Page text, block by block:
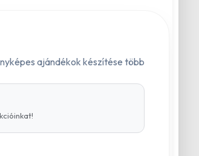
ajándékok készítése több